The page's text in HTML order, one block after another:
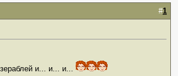
#1
и... и... и...